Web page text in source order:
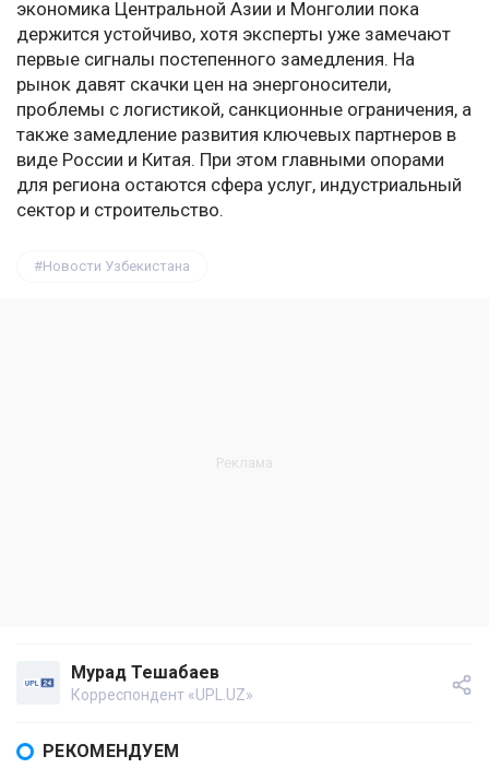
экономика Центральной Азии и Монголии пока
держится устойчиво, хотя эксперты уже замечают
первые сигналы постепенного замедления. На
рынок давят скачки цен на энергоносители,
проблемы с логистикой, санкционные ограничения, а
также замедление развития ключевых партнеров в
виде России и Китая. При этом главными опорами
для региона остаются сфера услуг, индустриальный
сектор и строительство.
Новости Узбекистана
Мурад Тешабаев
Корреспондент «UPL.UZ»
РЕКОМЕНДУЕМ